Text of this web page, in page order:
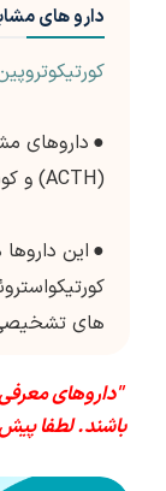
دارو های
● داروهای
(ACTH) و کوسینتروپین است.
● این
های تشخیصی
"داروهای
باشند. لطفا